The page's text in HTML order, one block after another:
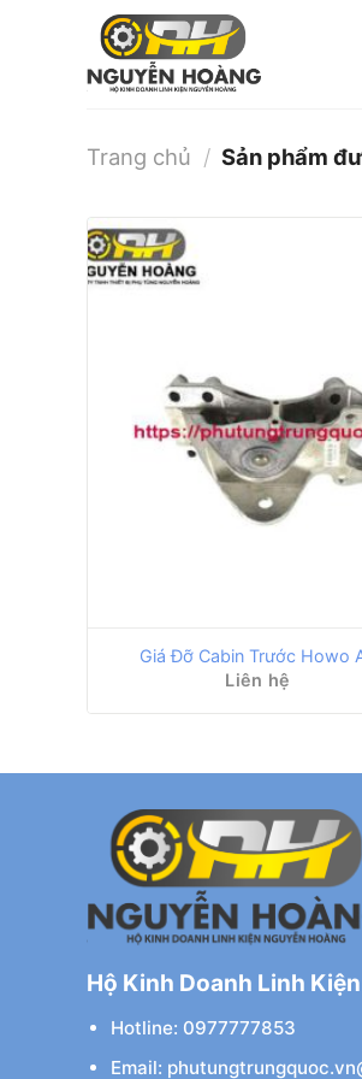
Trang chủ / Sản phẩm
Giá Đỡ Cabin Trước Howo
Liên hệ
Hộ Kinh Doanh Linh
Hotline: 0977777853
Email: